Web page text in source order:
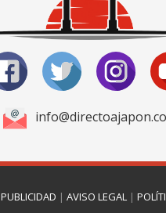
PUBLICIDAD | AVISO LEGAL|